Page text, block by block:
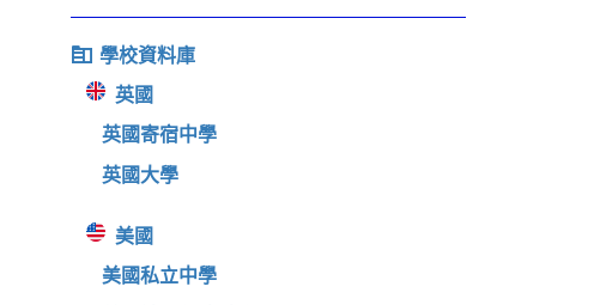
學校資料庫
英國
英國寄宿中學
英國大學
美國
美國私立中學